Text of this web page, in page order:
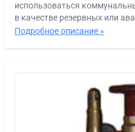
использоваться
в качестве резервных или
Подробное описание »